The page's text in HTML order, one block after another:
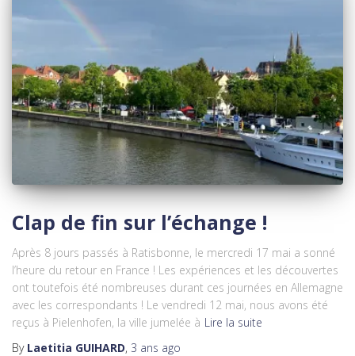
Clap de fin sur l’échange !
Après 8 jours passés à Ratisbonne, le mercredi 17 mai a sonné
l’heure du retour en France ! Les expériences et les découvertes
ont toutefois été nombreuses durant ces journées en Allemagne
avec les correspondants ! Le vendredi 12 mai, nous avons été
reçus à Pielenhofen, la ville jumelée à Lire la suite
By Laetitia GUIHARD, 3 ans ago